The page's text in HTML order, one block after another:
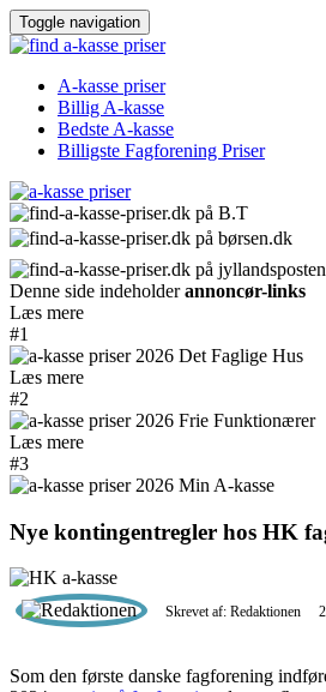
Toggle navigation
A-kasse priser
Billig A-kasse
Bedste A-kasse
Billigste Fagforening Priser
Denne side indeholderannoncør-links
Læs mere
#1
Læs mere
#2
Læs mere
#3
Nye kontingentregler hos HK
Skrevet af: Redaktionen
Som den første danske fagforening